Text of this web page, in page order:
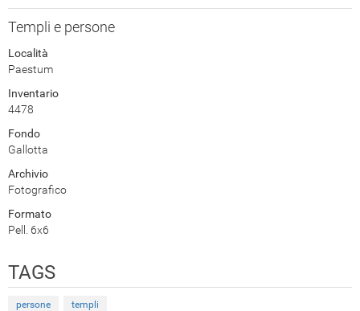
Templi e persone
Località
Paestum
Inventario
4478
Fondo
Gallotta
Archivio
Fotografico
Formato
Pell. 6x6
TAGS
persone templi